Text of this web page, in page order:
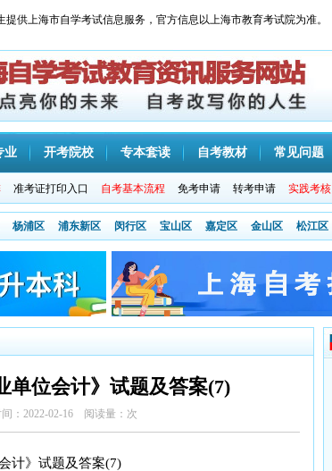
供上海市自学考试信息服务，官方信息以上海市教育考试院为准。
业 开考院校 专本套读 自考教材 常见问题
准考证打印入口 自考基本流程 免考申请 转考申请 实践考核
杨浦区 浦东新区 闵行区 宝山区 嘉定区 金山区 松江区
单位会计》试题及答案(7)
：2022-02-16 阅读量： 次
计》试题及答案(7)